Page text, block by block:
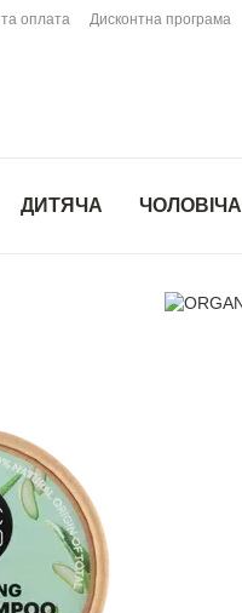
оплата Дисконтна програма
ДИТЯЧА ЧОЛОВІЧА